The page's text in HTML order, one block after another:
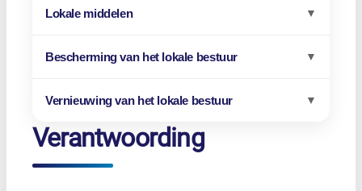
Lokale middelen ▼
Bescherming van het lokale bestuur ▼
Vernieuwing van het lokale bestuur ▼
Verantwoording